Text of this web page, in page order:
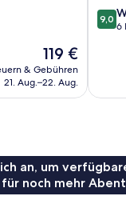
Der
Preis
beträgt
119 €
& Gebühren
21. Aug.–22. Aug.
9.0
von
9,0
6
an, um
für noch mehr